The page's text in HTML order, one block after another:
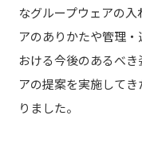
なグループウェアの
アのありかたや管理
おける今後のあるべ
アの提案を実施して
りました。